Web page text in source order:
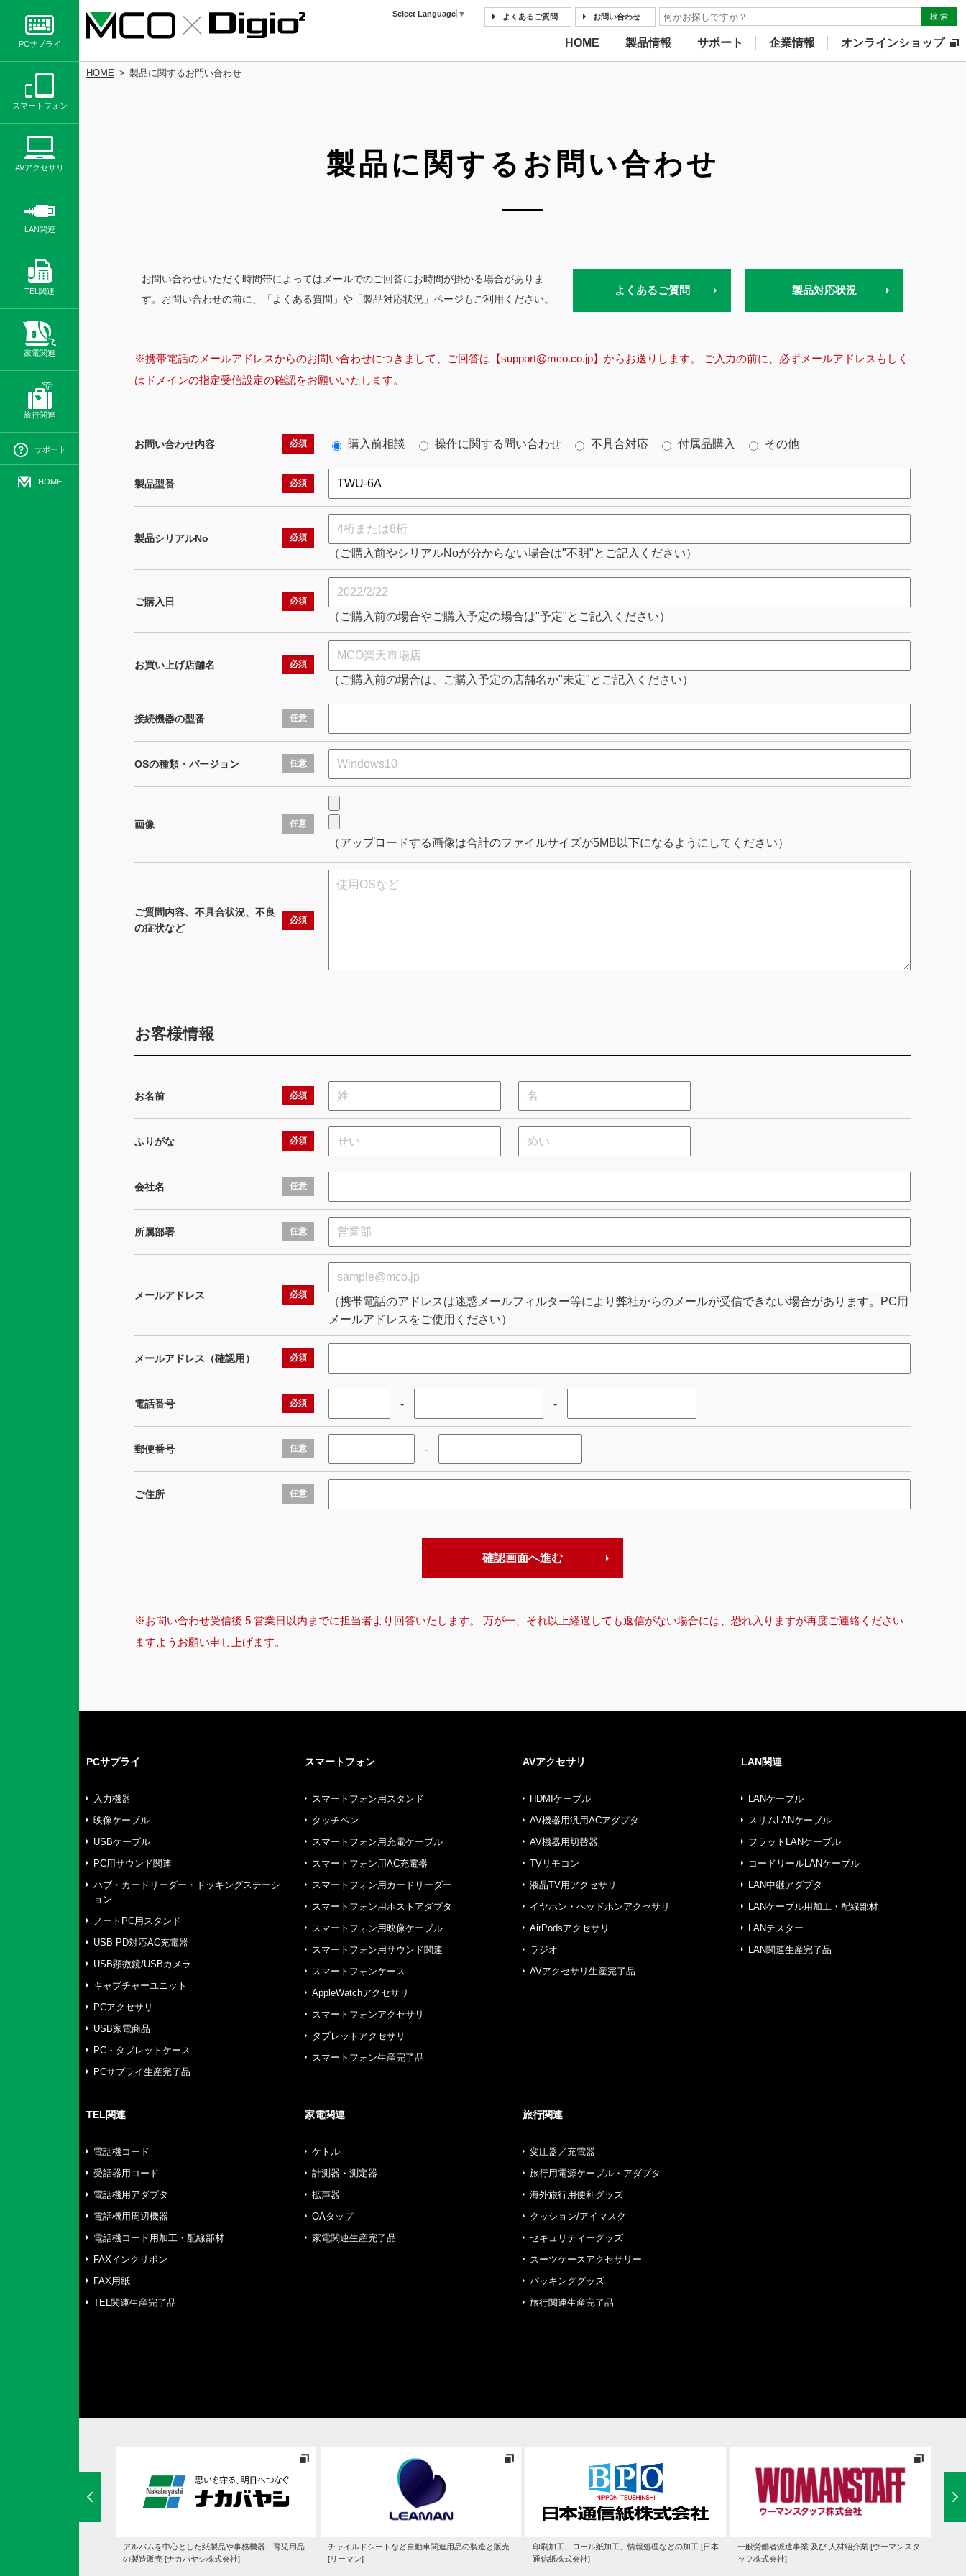
Select Language ▼ よくあるご質問 お問い合わせ 検 索
HOME 製品情報 サポート 企業情報 オンラインショップ
HOME 製品に関するお問い合わせ
製品に関するお問い合わせ
お問い合わせいただく時間帯によってはメールでのご回答にお時間が掛かる場合がありま
す。お問い合わせの前に、「よくある質問」や「製品対応状況」ページもご利用ください。
よくあるご質問 製品対応状況
※携帯電話のメールアドレスからのお問い合わせにつきまして、ご回答は【support@mco.co.jp】からお送りします。 ご入力の前に、必ずメールアドレスもしく
はドメインの指定受信設定の確認をお願いいたします。
お問い合わせ内容 必須 購入前相談 操作に関する問い合わせ 不具合対応 付属品購入 その他
製品型番 必須
製品シリアルNo 必須
（ご購入前やシリアルNoが分からない場合は"不明"とご記入ください）
ご購入日 必須
（ご購入前の場合やご購入予定の場合は"予定"とご記入ください）
お買い上げ店舗名 必須
（ご購入前の場合は、ご購入予定の店舗名か"未定"とご記入ください）
接続機器の型番 任意
OSの種類・バージョン 任意
画像 任意
（アップロードする画像は合計のファイルサイズが5MB以下になるようにしてください）
ご質問内容、不具合状況、不良
の症状など
必須
お客様情報
お名前 必須
ふりがな 必須
会社名 任意
所属部署 任意
メールアドレス 必須
（携帯電話のアドレスは迷惑メールフィルター等により弊社からのメールが受信できない場合があります。PC用
メールアドレスをご使用ください）
メールアドレス（確認用） 必須
電話番号 必須 - -
郵便番号 任意 -
ご住所 任意
確認画面へ進む
※お問い合わせ受信後 5 営業日以内までに担当者より回答いたします。 万が一、それ以上経過しても返信がない場合には、恐れ入りますが再度ご連絡ください
ますようお願い申し上げます。
PCサプライ
スマートフォン
AVアクセサリ
LAN関連
TEL関連
家電関連
旅行関連
サポート
HOME
PCサプライ
入力機器
映像ケーブル
USBケーブル
PC用サウンド関連
ハブ・カードリーダー・ドッキングステーシ
ョン
ノートPC用スタンド
USB PD対応AC充電器
USB顕微鏡/USBカメラ
キャプチャーユニット
PCアクセサリ
USB家電商品
PC・タブレットケース
PCサプライ生産完了品
スマートフォン
スマートフォン用スタンド
タッチペン
スマートフォン用充電ケーブル
スマートフォン用AC充電器
スマートフォン用カードリーダー
スマートフォン用ホストアダプタ
スマートフォン用映像ケーブル
スマートフォン用サウンド関連
スマートフォンケース
AppleWatchアクセサリ
スマートフォンアクセサリ
タブレットアクセサリ
スマートフォン生産完了品
AVアクセサリ
HDMIケーブル
AV機器用汎用ACアダプタ
AV機器用切替器
TVリモコン
液晶TV用アクセサリ
イヤホン・ヘッドホンアクセサリ
AirPodsアクセサリ
ラジオ
AVアクセサリ生産完了品
LAN関連
LANケーブル
スリムLANケーブル
フラットLANケーブル
コードリールLANケーブル
LAN中継アダプタ
LANケーブル用加工・配線部材
LANテスター
LAN関連生産完了品
TEL関連
電話機コード
受話器用コード
電話機用アダプタ
電話機用周辺機器
電話機コード用加工・配線部材
FAXインクリボン
FAX用紙
TEL関連生産完了品
家電関連
ケトル
計測器・測定器
拡声器
OAタップ
家電関連生産完了品
旅行関連
変圧器／充電器
旅行用電源ケーブル・アダプタ
海外旅行用便利グッズ
クッション/アイマスク
セキュリティーグッズ
スーツケースアクセサリー
パッキンググッズ
旅行関連生産完了品
アルバムを中心とした紙製品や事務機器、育児用品
の製造販売 [ナカバヤシ株式会社]
チャイルドシートなど自動車関連用品の製造と販売
[リーマン]
印刷加工、ロール紙加工、情報処理などの加工 [日本
通信紙株式会社]
一般労働者派遣事業 及び 人材紹介業 [ウーマンスタ
ッフ株式会社]